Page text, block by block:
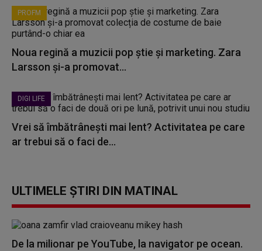
PROFM
Noua regină a muzicii pop știe și marketing. Zara
Larsson și-a promovat...
DIGI LIFE
Vrei să îmbătrânești mai lent? Activitatea pe care
ar trebui să o faci de...
ULTIMELE ȘTIRI DIN MATINAL
De la milionar pe YouTube, la navigator pe ocean.